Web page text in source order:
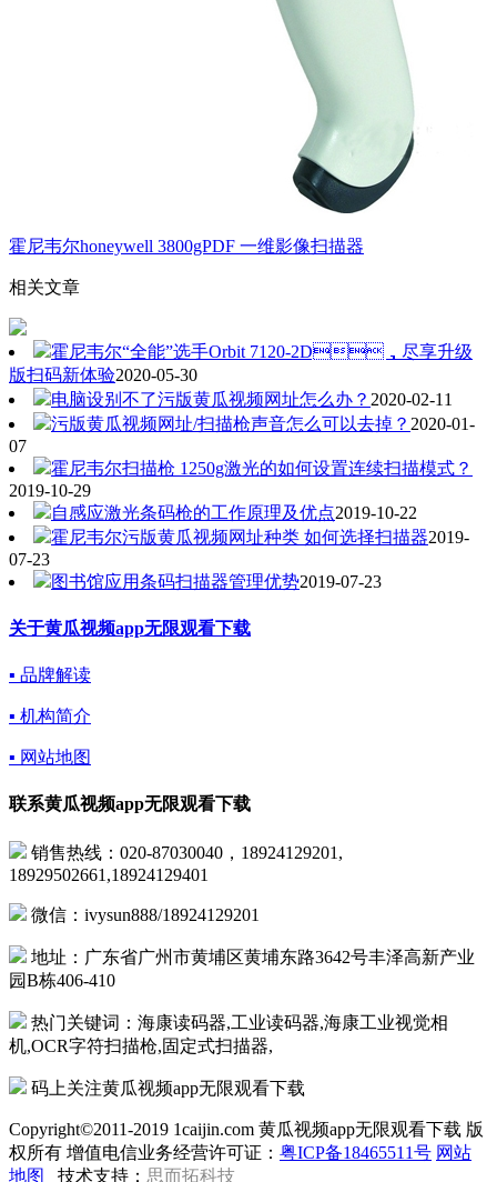
霍尼韦尔honeywell 3800gPDF 一维影像扫描器
相关文章
霍尼韦尔“全能”选手Orbit 7120-2D，尽享升级
版扫码新体验2020-05-30
电脑设别不了污版黄瓜视频网址怎么办？ 2020-02-11
污版黄瓜视频网址/扫描枪声音怎么可以去掉？ 2020-01-
07
霍尼韦尔扫描枪 1250g激光的如何设置连续扫描模式？
2019-10-29
自感应激光条码枪的工作原理及优点2019-10-22
霍尼韦尔污版黄瓜视频网址种类 如何选择扫描器2019-
07-23
图书馆应用条码扫描器管理优势2019-07-23
关于黄瓜视频app无限观看下载
▪ 品牌解读
▪ 机构简介
▪ 网站地图
联系黄瓜视频app无限观看下载
销售热线：020-87030040，18924129201,
18929502661,18924129401
微信：ivysun888/18924129201
地址：广东省广州市黄埔区黄埔东路3642号丰泽高新产业
园B栋406-410
热门关键词：海康读码器,工业读码器,海康工业视觉相
机,OCR字符扫描枪,固定式扫描器,
码上关注黄瓜视频app无限观看下载
Copyright©2011-2019 1caijin.com 黄瓜视频app无限观看下载 版
权所有 增值电信业务经营许可证： 粤ICP备18465511号 网站
地图
技术支持： 思而拓科技